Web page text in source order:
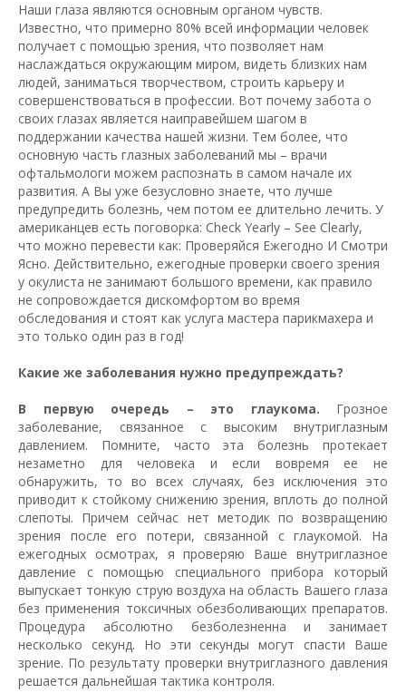
Наши глаза являются основным органом чувств.
Известно, что примерно 80% всей информации человек
получает с помощью зрения, что позволяет нам
наслаждаться окружающим миром, видеть близких нам
людей, заниматься творчеством, строить карьеру и
совершенствоваться в профессии. Вот почему забота о
своих глазах является наиправейшем шагом в
поддержании качества нашей жизни. Тем более, что
основную часть глазных заболеваний мы – врачи
офтальмологи можем распознать в самом начале их
развития. А Вы уже безусловно знаете, что лучше
предупредить болезнь, чем потом ее длительно лечить. У
американцев есть поговорка: Check Yearly – See Clearly,
что можно перевести как: Проверяйся Ежегодно И Смотри
Ясно. Действительно, ежегодные проверки своего зрения
у окулиста не занимают большого времени, как правило
не сопровождается дискомфортом во время
обследования и стоят как услуга мастера парикмахера и
это только один раз в год!
Какие же заболевания нужно предупреждать?
В первую очередь – это глаукома. Грозное
заболевание, связанное с высоким внутриглазным
давлением. Помните, часто эта болезнь протекает
незаметно для человека и если вовремя ее не
обнаружить, то во всех случаях, без исключения это
приводит к стойкому снижению зрения, вплоть до полной
слепоты. Причем сейчас нет методик по возвращению
зрения после его потери, связанной с глаукомой. На
ежегодных осмотрах, я проверяю Ваше внутриглазное
давление с помощью специального прибора который
выпускает тонкую струю воздуха на область Вашего глаза
без применения токсичных обезболивающих препаратов.
Процедура абсолютно безболезненна и занимает
несколько секунд. Но эти секунды могут спасти Ваше
зрение. По результату проверки внутриглазного давления
решается дальнейшая тактика контроля.